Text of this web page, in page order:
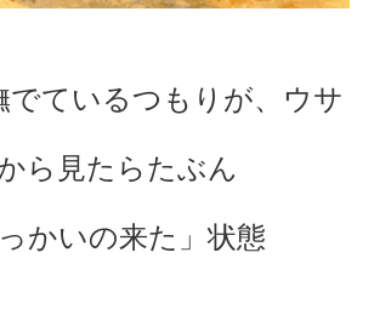
でているつもりが、ウサ
ら見たらたぶん
っかいの来た」状態